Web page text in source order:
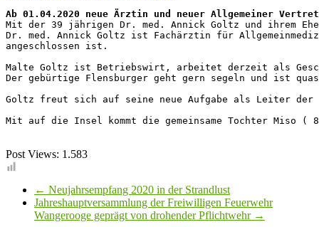
Ab 01.04.2020 neue Ärztin und neuer Allgemeiner
Mit der 39 jährigen Dr. med. Annick Goltz und ihrem
Dr. med. Annick Goltz ist Fachärztin für
angeschlossen ist.
Malte Goltz ist Betriebswirt, arbeitet derzeit als
Der gebürtige Flensburger geht gern segeln und ist
Goltz freut sich auf seine neue Aufgabe als Leiter der
Mit auf die Insel kommt die gemeinsame Tochter Miso
Post Views: 1.583
← Neujahrsempfang 2020 in der Strandlust
Jahreshauptversammlung der Freiwilligen Feuerwehr
Wangerooge geprägt von drohender Pflichtwehr →